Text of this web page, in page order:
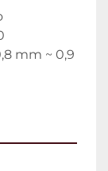
mm ~ 0,9